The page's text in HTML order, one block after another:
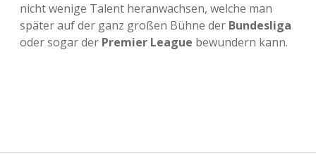
nicht wenige Talent heranwachsen, welche man
später auf der ganz großen Bühne der Bundesliga
oder sogar der Premier League bewundern kann.